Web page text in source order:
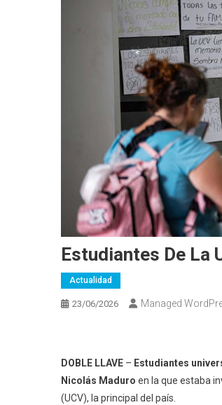
Estudiantes De La
Actualidad
23/06/2026 Managed
DOBLE LLAVE – Estudiantes
Nicolás Maduro en la que estaba
(UCV), la principal del país.